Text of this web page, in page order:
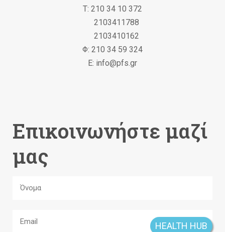
Τ: 210 34 10 372
2103411788
2103410162
Φ: 210 34 59 324
Ε: info@pfs.gr
Επικοινωνήστε μαζί
μας
HEALTH HUB